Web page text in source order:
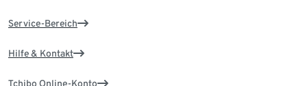
Service-Bereich
Hilfe & Kontakt
Tchibo Online-Konto